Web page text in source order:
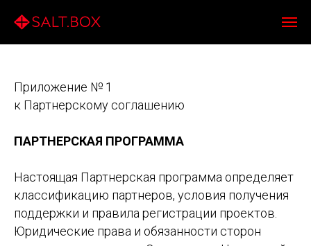
Приложение № 1
к Партнерскому соглашению
ПАРТНЕРСКАЯ ПРОГРАММА
Настоящая Партнерская программа определяет
классификацию партнеров, условия получения
поддержки и правила регистрации проектов.
Юридические права и обязанности сторон